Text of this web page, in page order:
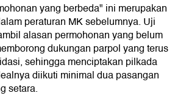
yang berbeda" ini merupakan
peraturan MK sebelumnya. Uji
alasan permohonan yang belum
dukungan parpol yang terus
sehingga menciptakan pilkada
diikuti minimal dua pasangan
setara.